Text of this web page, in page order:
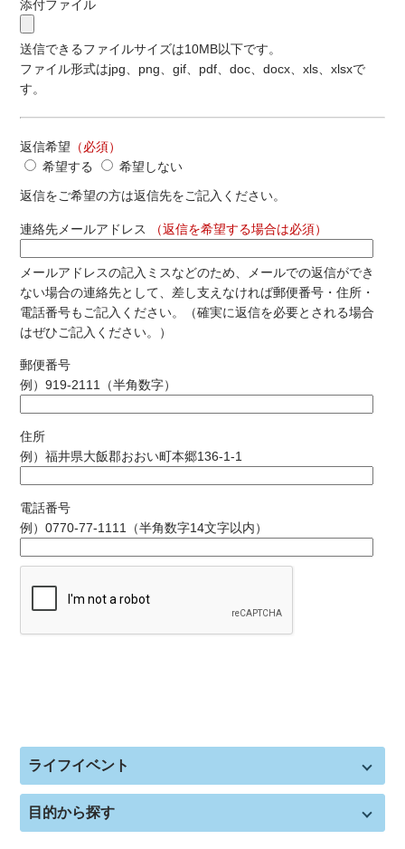
添付ファイル
送信できるファイルサイズは10MB以下です。
ファイル形式はjpg、png、gif、pdf、doc、docx、xls、xlsxで
す。
返信希望 （必須）
希望する
希望しない
返信をご希望の方は返信先をご記入ください。
連絡先メールアドレス （返信を希望する場合は必須）
メールアドレスの記入ミスなどのため、メールでの返信ができ
ない場合の連絡先として、差し支えなければ郵便番号・住所・
電話番号もご記入ください。（確実に返信を必要とされる場合
はぜひご記入ください。）
郵便番号
例）919-2111（半角数字）
住所
例）福井県大飯郡おおい町本郷136-1-1
電話番号
例）0770-77-1111（半角数字14文字以内）
ライフイベント
目的から探す